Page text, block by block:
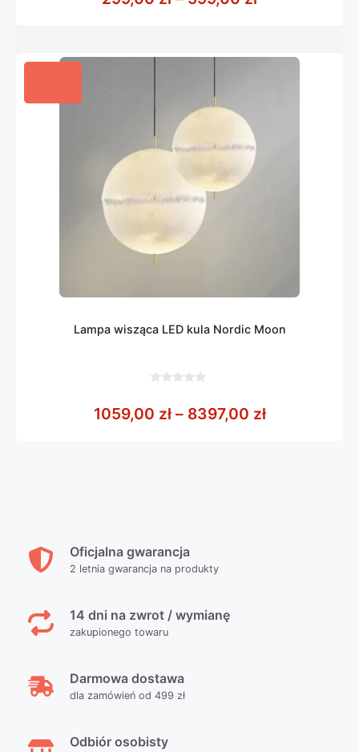
Lampa wisząca LED kula Nordic Moon
5
1059,00 zł – 8397,00 złZakres cen:
Oficjalna gwarancja
2 letnia gwarancja na produkty
14 dni na zwrot / wymianę
zakupionego towaru
Darmowa dostawa
dla zamówień od 499 zł
Odbiór osobisty